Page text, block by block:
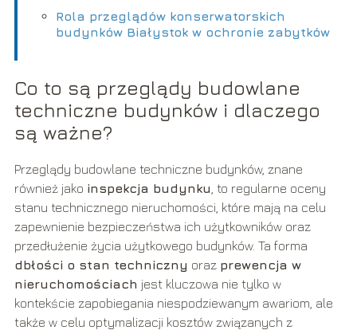
Rola przeglądów konserwatorskich
budynków Białystok w ochronie zabytków
Co to są przeglądy budowlane
techniczne budynków i dlaczego
są ważne?
Przeglądy budowlane techniczne budynków, znane
również jako inspekcja budynku , to regularne oceny
stanu technicznego nieruchomości, które mają na celu
zapewnienie bezpieczeństwa ich użytkowników oraz
przedłużenie życia użytkowego budynków. Ta forma
dbłości o stan techniczny oraz prewencja w
nieruchomościach jest kluczowa nie tylko w
kontekście zapobiegania niespodziewanym awariom, ale
także w celu optymalizacji kosztów związanych z